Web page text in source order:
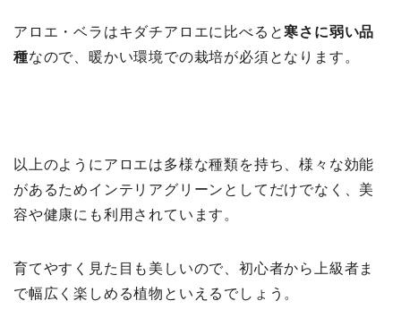
アロエ・ベラはキダチアロエに比べると寒さに弱い品
種なので、暖かい環境での栽培が必須となります。
以上のようにアロエは多様な種類を持ち、様々な効能
があるためインテリアグリーンとしてだけでなく、美
容や健康にも利用されています。
育てやすく見た目も美しいので、初心者から上級者ま
で幅広く楽しめる植物といえるでしょう。